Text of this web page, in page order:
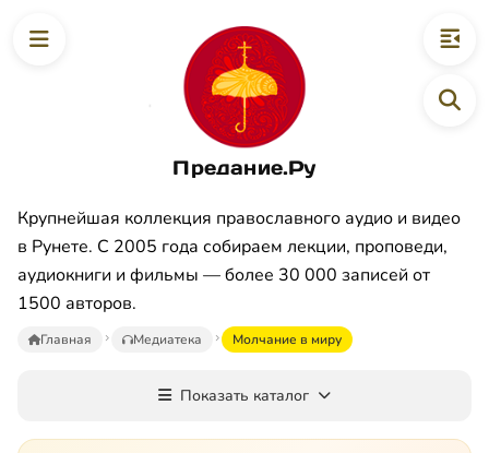
Предание.Ру
Крупнейшая коллекция православного аудио и видео
в Рунете. С 2005 года собираем лекции, проповеди,
аудиокниги и фильмы — более 30 000 записей от
1500 авторов.
Главная Медиатека Молчание в миру
Показать каталог